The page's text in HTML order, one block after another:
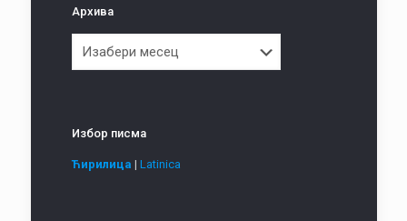
Архива
Избор писма
Ћирилица | Latinica